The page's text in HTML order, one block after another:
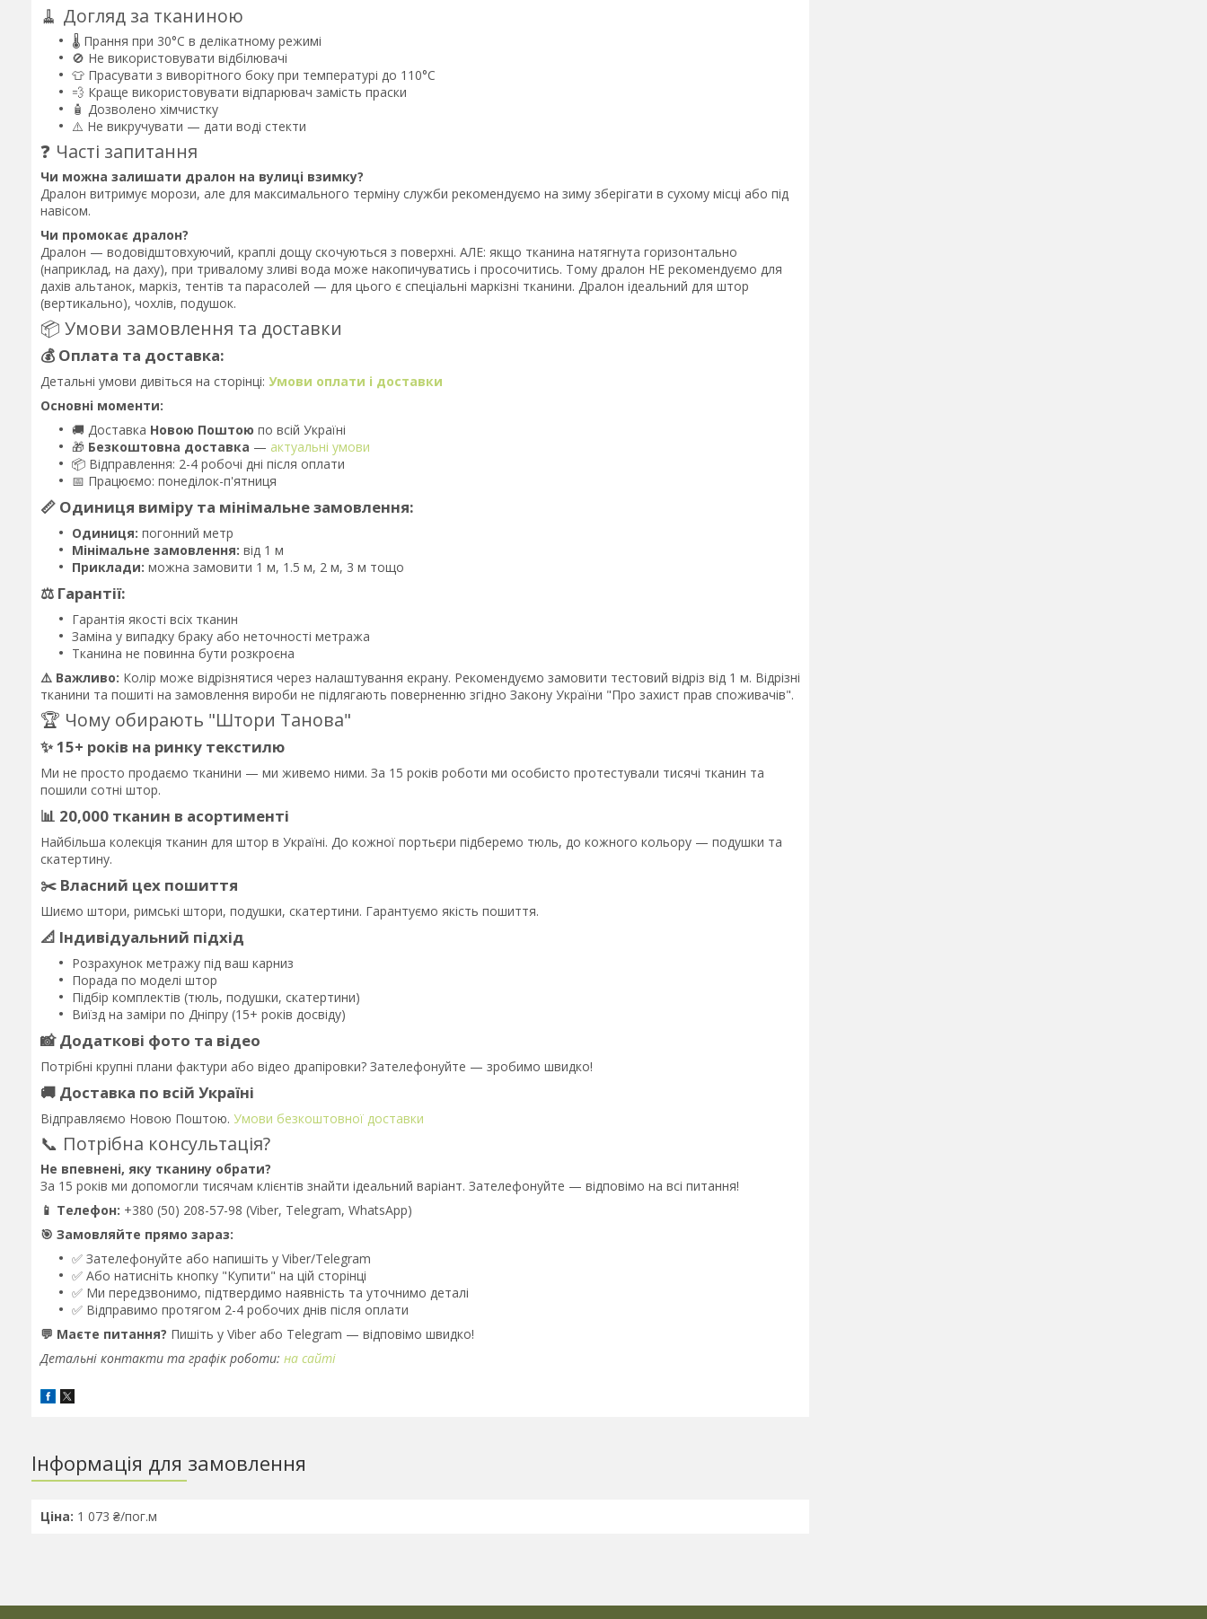
🧹 Догляд за тканиною
🌡️ Прання при 30°C в делікатному режимі
🚫 Не використовувати відбілювачі
👕 Прасувати з виворітного боку при температурі до 110°C
💨 Краще використовувати відпарювач замість праски
🧴 Дозволено хімчистку
⚠️ Не викручувати — дати воді стекти
❓ Часті запитання
Чи можна залишати дралон на вулиці взимку?
Дралон витримує морози, але для максимального терміну служби рекомендуємо на зиму зберігати в сухому місці або під
навісом.
Чи промокає дралон?
Дралон — водовідштовхуючий, краплі дощу скочуються з поверхні. АЛЕ: якщо тканина натягнута горизонтально
(наприклад, на даху), при тривалому зливі вода може накопичуватись і просочитись. Тому дралон НЕ рекомендуємо для
дахів альтанок, маркіз, тентів та парасолей — для цього є спеціальні маркізні тканини. Дралон ідеальний для штор
(вертикально), чохлів, подушок.
📦 Умови замовлення та доставки
💰 Оплата та доставка:
Детальні умови дивіться на сторінці: Умови оплати і доставки
Основні моменти:
🚚 Доставка Новою Поштою по всій Україні
🎁 Безкоштовна доставка — актуальні умови
📦 Відправлення: 2-4 робочі дні після оплати
📅 Працюємо: понеділок-п'ятниця
📏 Одиниця виміру та мінімальне замовлення:
Одиниця: погонний метр
Мінімальне замовлення: від 1 м
Приклади: можна замовити 1 м, 1.5 м, 2 м, 3 м тощо
⚖️ Гарантії:
Гарантія якості всіх тканин
Заміна у випадку браку або неточності метража
Тканина не повинна бути розкроєна
⚠️ Важливо: Колір може відрізнятися через налаштування екрану. Рекомендуємо замовити тестовий відріз від 1 м. Відрізні
тканини та пошиті на замовлення вироби не підлягають поверненню згідно Закону України "Про захист прав споживачів".
🏆 Чому обирають "Штори Танова"
✨ 15+ років на ринку текстилю
Ми не просто продаємо тканини — ми живемо ними. За 15 років роботи ми особисто протестували тисячі тканин та
пошили сотні штор.
📊 20,000 тканин в асортименті
Найбільша колекція тканин для штор в Україні. До кожної портьєри підберемо тюль, до кожного кольору — подушки та
скатертину.
✂️ Власний цех пошиття
Шиємо штори, римські штори, подушки, скатертини. Гарантуємо якість пошиття.
📐 Індивідуальний підхід
Розрахунок метражу під ваш карниз
Порада по моделі штор
Підбір комплектів (тюль, подушки, скатертини)
Виїзд на заміри по Дніпру (15+ років досвіду)
📸 Додаткові фото та відео
Потрібні крупні плани фактури або відео драпіровки? Зателефонуйте — зробимо швидко!
🚚 Доставка по всій Україні
Відправляємо Новою Поштою. Умови безкоштовної доставки
📞 Потрібна консультація?
Не впевнені, яку тканину обрати?
За 15 років ми допомогли тисячам клієнтів знайти ідеальний варіант. Зателефонуйте — відповімо на всі питання!
📱 Телефон: +380 (50) 208-57-98 (Viber, Telegram, WhatsApp)
🎯 Замовляйте прямо зараз:
✅ Зателефонуйте або напишіть у Viber/Telegram
✅ Або натисніть кнопку "Купити" на цій сторінці
✅ Ми передзвонимо, підтвердимо наявність та уточнимо деталі
✅ Відправимо протягом 2-4 робочих днів після оплати
💬 Маєте питання? Пишіть у Viber або Telegram — відповімо швидко!
Детальні контакти та графік роботи: на сайті
Інформація для замовлення
Ціна: 1 073 ₴/пог.м